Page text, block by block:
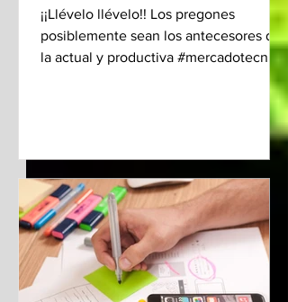
¡¡Llévelo llévelo!! Los pregones
posiblemente sean los antecesores de
la actual y productiva #mercadotecnia,